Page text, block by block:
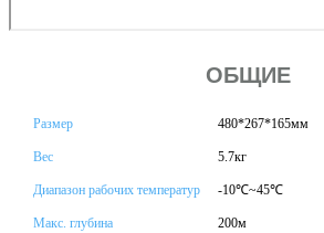
ОБЩИЕ
Размер 480*267*165мм
Вес 5.7кг
Диапазон рабочих температур -10℃~45℃
Макс. глубина 200м